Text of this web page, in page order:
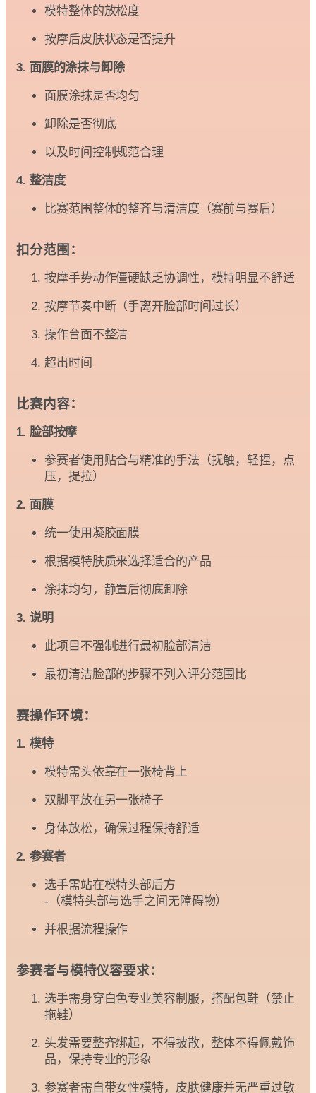
模特整体的放松度
按摩后皮肤状态是否提升
3. 面膜的涂抹与卸除
面膜涂抹是否均匀
卸除是否彻底
以及时间控制规范合理
4. 整洁度
比赛范围整体的整齐与清洁度（赛前与赛后）
扣分范围：
按摩手势动作僵硬缺乏协调性，模特明显不舒适
按摩节奏中断（手离开脸部时间过长）
操作台面不整洁
超出时间
比赛内容：
1. 脸部按摩
参赛者使用贴合与精准的手法（抚触，轻捏，点
压，提拉）
2. 面膜
统一使用凝胶面膜
根据模特肤质来选择适合的产品
涂抹均匀，静置后彻底卸除
3. 说明
此项目不强制进行最初脸部清洁
最初清洁脸部的步骤不列入评分范围比
赛操作环境：
1. 模特
模特需头依靠在一张椅背上
双脚平放在另一张椅子
身体放松，确保过程保持舒适
2. 参赛者
选手需站在模特头部后方
-（模特头部与选手之间无障碍物）
并根据流程操作
参赛者与模特仪容要求：
选手需身穿白色专业美容制服，搭配包鞋（禁止
拖鞋）
头发需要整齐绑起，不得披散，整体不得佩戴饰
品，保持专业的形象
参赛者需自带女性模特，皮肤健康并无严重过敏